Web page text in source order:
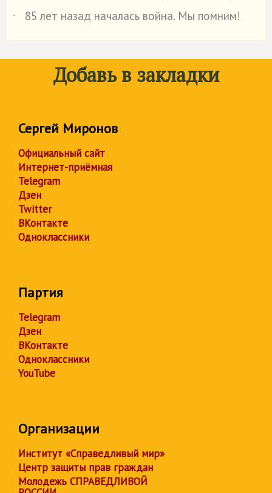
˙
85 лет назад началась война. Мы помним!
Добавь в закладки
Сергей Миронов
Официальный сайт
Интернет-приёмная
Telegram
Дзен
Twitter
ВКонтакте
Одноклассники
Партия
Telegram
Дзен
ВКонтакте
Одноклассники
YouTube
Организации
Институт «Справедливый мир»
Центр защиты прав граждан
Молодежь СПРАВЕДЛИВОЙ